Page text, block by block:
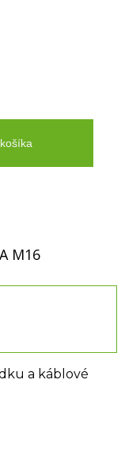
M16
a káblové